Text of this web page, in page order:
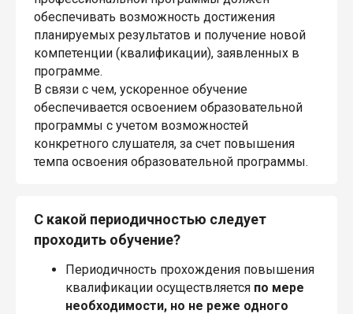
обеспечивать возможность достижения
планируемых результатов и получение новой
компетенции (квалификации), заявленных в
программе.
В связи с чем, ускоренное обучение
обеспечивается освоением образовательной
программы с учетом возможностей
конкретного слушателя, за счет повышения
темпа освоения образовательной программы.
С какой периодичностью следует
проходить обучение?
Периодичность прохождения повышения
квалификации осуществляется по мере
необходимости, но не реже одного